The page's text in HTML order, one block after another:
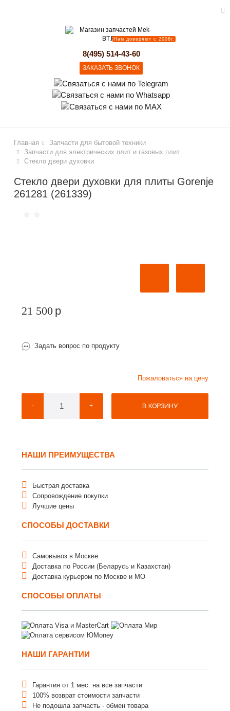
Нам доверяют с 2008г.
8(495) 514-43-60
ЗАКАЗАТЬ ЗВОНОК
Главная
Запчасти для бытовой техники
Запчасти для электрических плит и газовых плит
Стекло двери духовки
Стекло двери духовки для плиты Gorenje
261281 (261339)
21 500 p
Задать вопрос по продукту
Пожаловаться на цену
- + В КОРЗИНУ
НАШИ ПРЕИМУЩЕСТВА
Быстрая доставка
Сопровождение покупки
Лучшие цены
СПОСОБЫ ДОСТАВКИ
Самовывоз в Москве
Доставка по России (Беларусь и Казахстан)
Доставка курьером по Москве и МО
СПОСОБЫ ОПЛАТЫ
НАШИ ГАРАНТИИ
Гарантия от 1 мес. на все запчасти
100% возврат стоимости запчасти
Не подошла запчасть - обмен товара